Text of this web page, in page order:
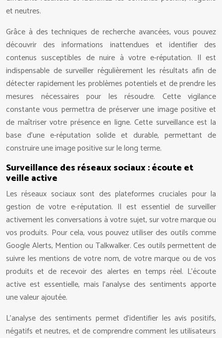
et neutres.
Grâce à des techniques de recherche avancées, vous pouvez
découvrir des informations inattendues et identifier des
contenus susceptibles de nuire à votre e-réputation. Il est
indispensable de surveiller régulièrement les résultats afin de
détecter rapidement les problèmes potentiels et de prendre les
mesures nécessaires pour les résoudre. Cette vigilance
constante vous permettra de préserver une image positive et
de maîtriser votre présence en ligne. Cette surveillance est la
base d’une e-réputation solide et durable, permettant de
construire une image positive sur le long terme.
Surveillance des réseaux sociaux : écoute et
veille active
Les réseaux sociaux sont des plateformes cruciales pour la
gestion de votre e-réputation. Il est essentiel de surveiller
activement les conversations à votre sujet, sur votre marque ou
vos produits. Pour cela, vous pouvez utiliser des outils comme
Google Alerts, Mention ou Talkwalker. Ces outils permettent de
suivre les mentions de votre nom, de votre marque ou de vos
produits et de recevoir des alertes en temps réel. L’écoute
active est essentielle, mais l’analyse des sentiments apporte
une valeur ajoutée.
L’analyse des sentiments permet d’identifier les avis positifs,
négatifs et neutres, et de comprendre comment les utilisateurs